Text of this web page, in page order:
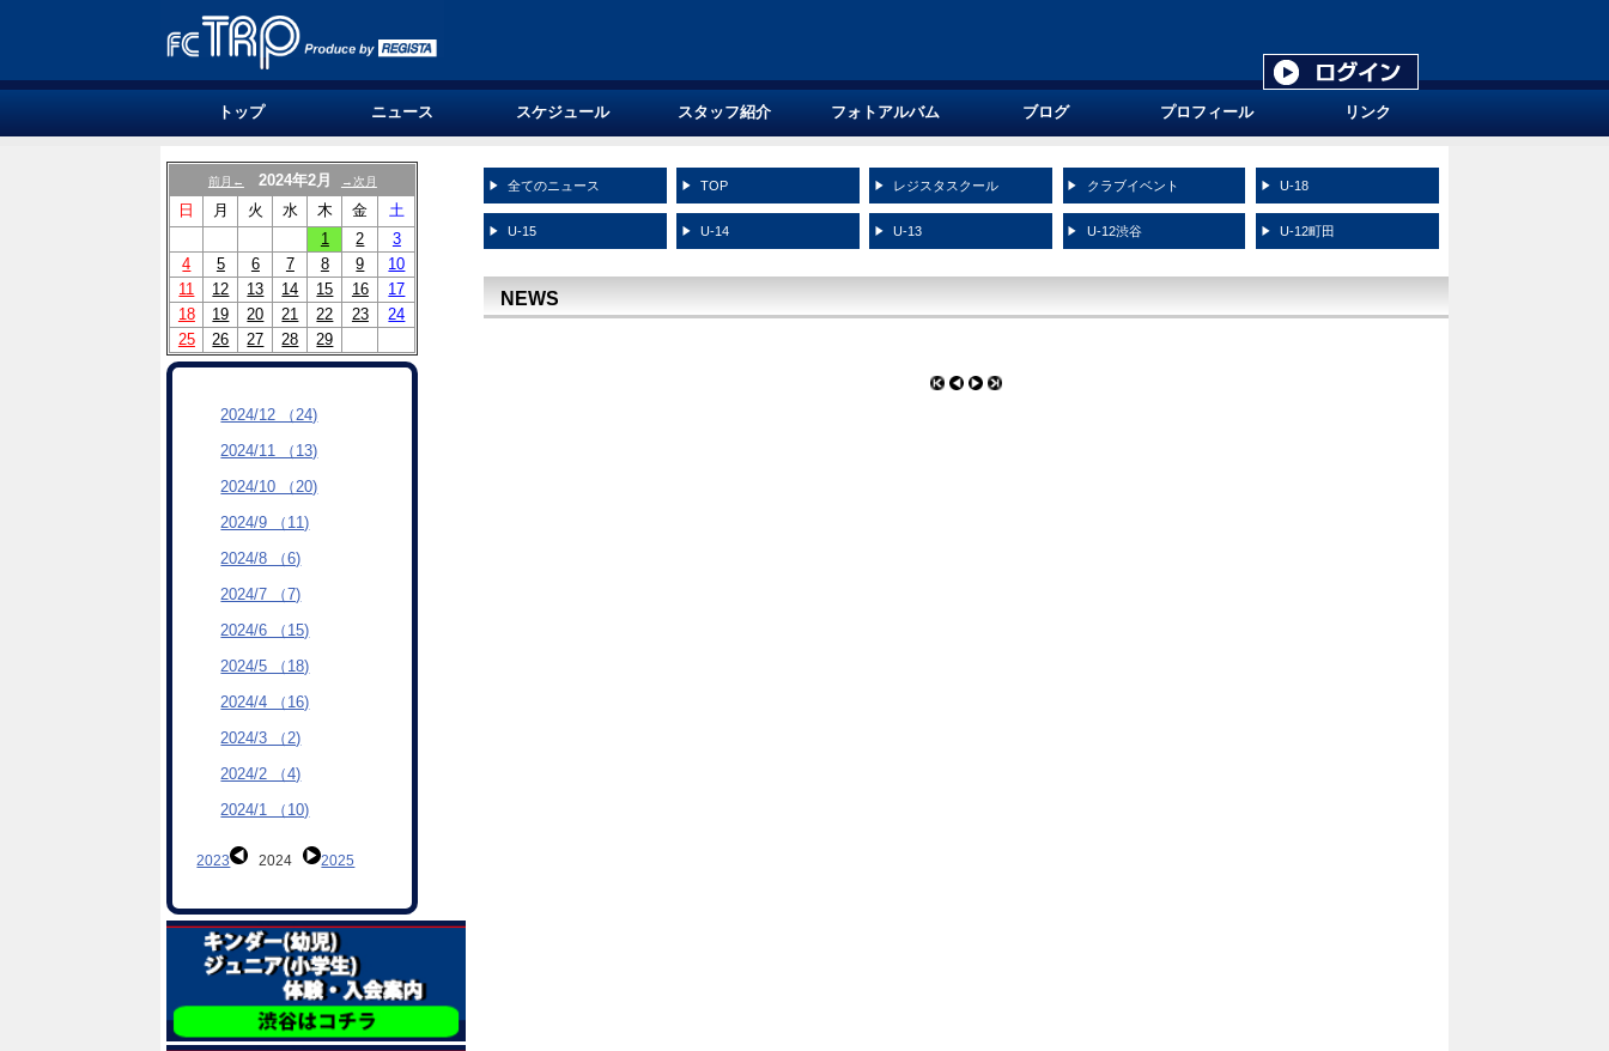
トップ ニュース スケジュール スタッフ紹介 フォトアルバム ブログ プロフィール リンク
全てのニュース TOP レジスタスクール クラブイベント U-18
U-15 U-14 U-13 U-12渋谷 U-12町田
NEWS
前月← 2024年2月 →次月
日 月 火 水 木 金
土
1
2
3
4
5 6 7 8 9
10
11
12 13 14 15 16
17
18
19 20 21 22 23
24
25
26 27 28 29
2024/12 （24)
2024/11 （13)
2024/10 （20)
2024/9 （11)
2024/8 （6)
2024/7 （7)
2024/6 （15)
2024/5 （18)
2024/4 （16)
2024/3 （2)
2024/2 （4)
2024/1 （10)
2023 2024 2025